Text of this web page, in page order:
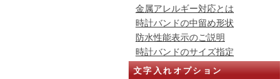
金属アレルギー対応とは
時計バンドの中留め形状
防水性能表示のご説明
時計バンドのサイズ指定
文字入れオプション